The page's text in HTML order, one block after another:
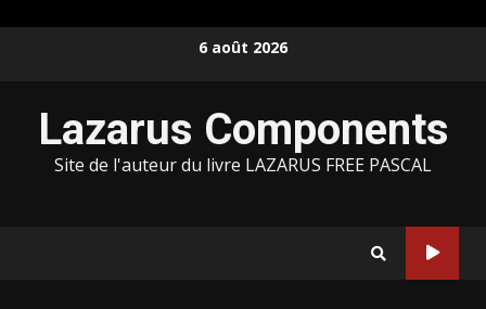
6 août 2026
Lazarus Components
Site de l'auteur du livre LAZARUS FREE PASCAL